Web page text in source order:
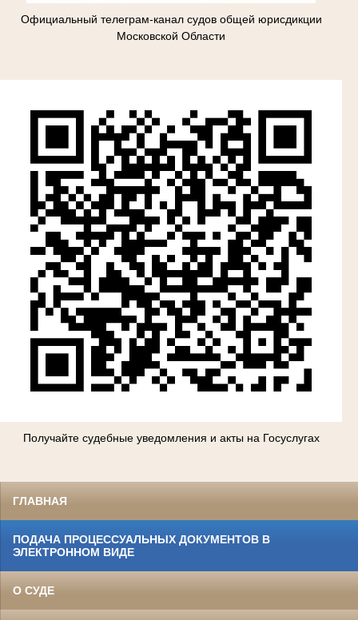
Официальный телеграм-канал судов общей юрисдикции
Московской Области
Получайте судебные уведомления и акты на Госуслугах
ГЛАВНАЯ
ПОДАЧА ПРОЦЕССУАЛЬНЫХ ДОКУМЕНТОВ В
ЭЛЕКТРОННОМ ВИДЕ
О СУДЕ